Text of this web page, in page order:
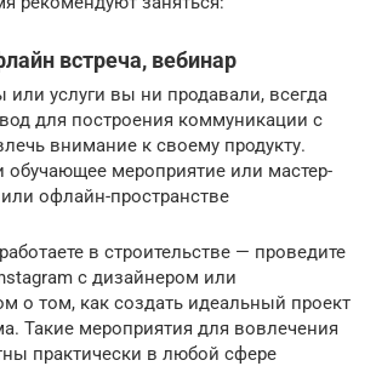
встреча, вебинар
или услуги вы ни продавали, всегда
для построения коммуникации с
внимание к своему продукту.
мероприятие или мастер-
офлайн-пространстве
в строительстве — проведите
с дизайнером или
о том, как создать идеальный проект
Такие мероприятия для вовлечения
практически в любой сфере